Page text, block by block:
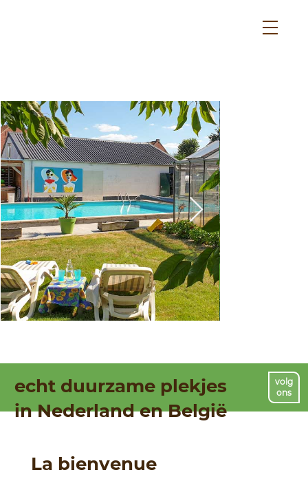
duurzaam en
energieneutraal
overnachten
in eigen land
La bienvenue
echt duurzame plekjes
in Nederland en België
volg
ons